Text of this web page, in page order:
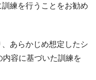
練を行うことをお勧め
あらかじめ想定したシ
容に基づいた訓練を